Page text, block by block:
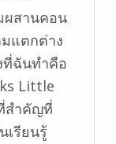
ผสานคอน
แตกต่าง
ที่ฉันทำคือ
Little
สำคัญที่
เรียนรู้